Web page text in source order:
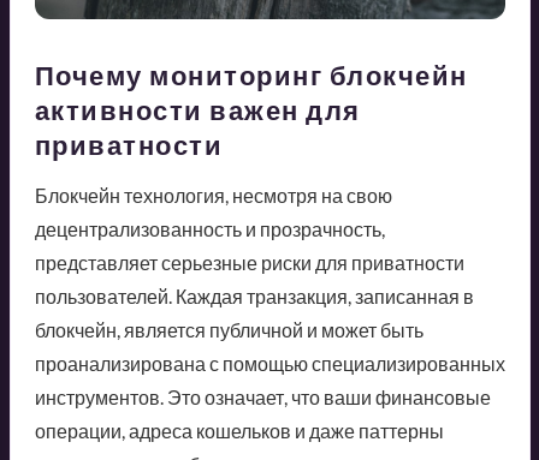
Почему мониторинг блокчейн
активности важен для
приватности
Блокчейн технология, несмотря на свою
децентрализованность и прозрачность,
представляет серьезные риски для приватности
пользователей. Каждая транзакция, записанная в
блокчейн, является публичной и может быть
проанализирована с помощью специализированных
инструментов. Это означает, что ваши финансовые
операции, адреса кошельков и даже паттерны